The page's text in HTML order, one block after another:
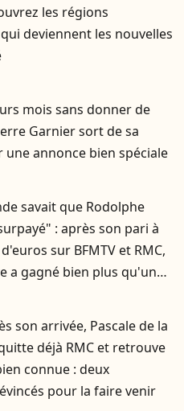
les régions
deviennent les nouvelles
mois sans donner de
Garnier sort de sa
une annonce bien spéciale
savait que Rodolphe
: après son pari à
sur BFMTV et RMC,
a gagné bien plus qu'un
son arrivée, Pascale de la
déjà RMC et retrouve
connue : deux
pour la faire venir